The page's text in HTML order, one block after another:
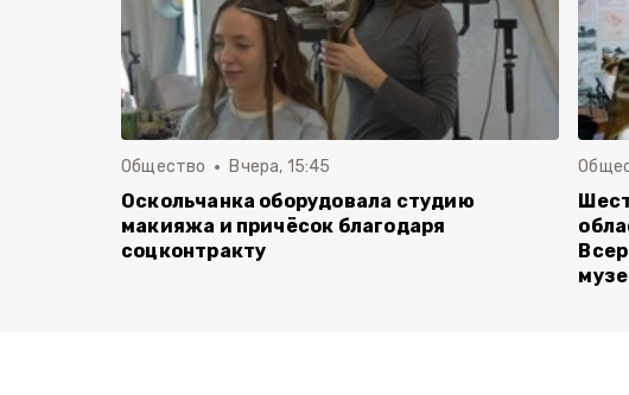
Общество Вчера, 15:45
Оскольчанка оборудовала студию
макияжа и причёсок благодаря
соцконтракту